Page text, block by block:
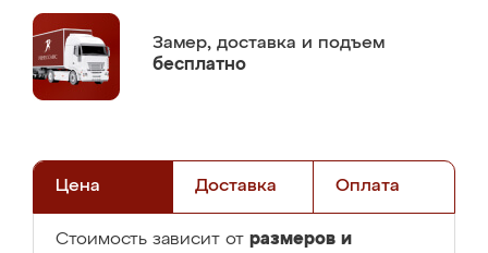
Замер, доставка и подъем
бесплатно
Цена Доставка Оплата
Стоимость зависит от размеров и